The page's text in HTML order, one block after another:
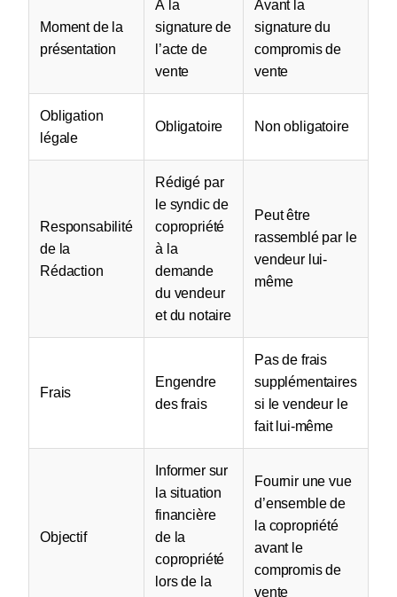
Moment de la
présentation
À la
signature de
l’acte de
vente
Avant la
signature du
compromis de
vente
Obligation
légale
Obligatoire Non obligatoire
Responsabilité
de la
Rédaction
Rédigé par
le syndic de
copropriété
à la
demande
du vendeur
et du notaire
Peut être
rassemblé par le
vendeur lui-
même
Frais
Engendre
des frais
Pas de frais
supplémentaires
si le vendeur le
fait lui-même
Objectif
Informer sur
la situation
financière
de la
copropriété
lors de la
Fournir une vue
d’ensemble de
la copropriété
avant le
compromis de
vente